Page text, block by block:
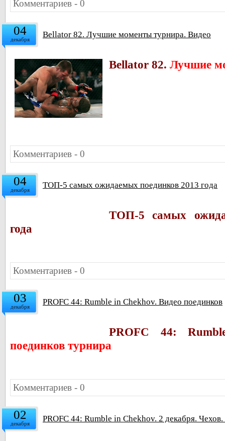
Комментариев - 0
04
декабря Bellator 82. Лучшие моменты турнира. Видео
Bellator 82. Лучшие
Комментариев - 0
04
декабря ТОП-5 самых ожидаемых поединков 2013 года
ТОП-5 самых
года
Комментариев - 0
03
декабря PROFC 44: Rumble in Chekhov. Видео поединков
PROFC 44:
поединков турнира
Комментариев - 0
02
декабря PROFC 44: Rumble in Chekhov. 2 декабря. Чехов.